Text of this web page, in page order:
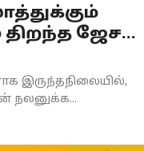
ஜேச...
இருந்தநிலையில்,
நலனுக்க...